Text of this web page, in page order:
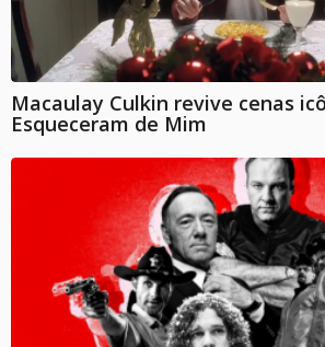
Macaulay Culkin revive cenas
Esqueceram de Mim